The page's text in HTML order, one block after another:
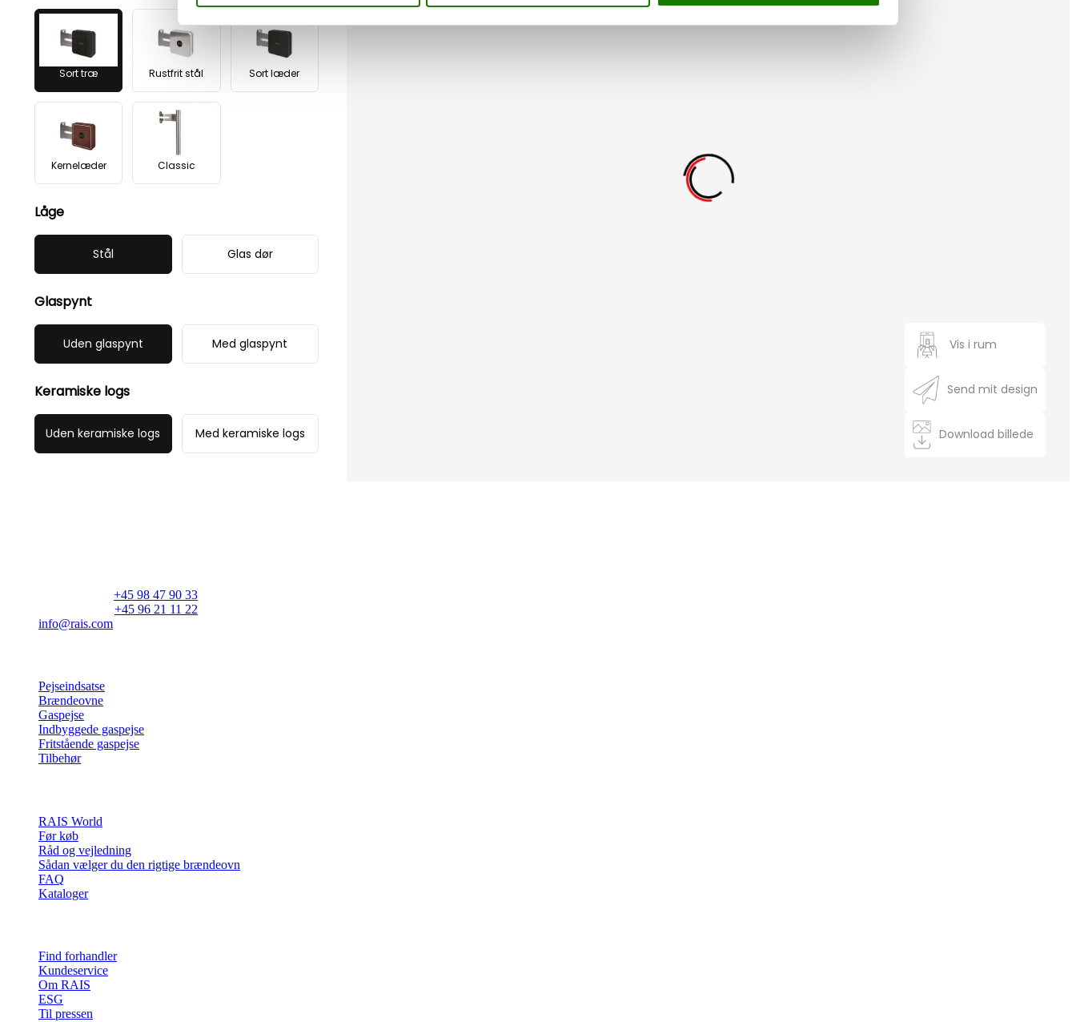
Sort træ Rustfrit stål Sort læder
Kernelæder Classic
Låge
Stål Glas dør
Glaspynt
Uden glaspynt Med glaspynt
Keramiske logs
Uden keramiske logs Med keramiske logs
Vis i rum
Send mit design
Download billede
+45 98 47 90 33
+45 96 21 11 22
info@rais.com
Pejseindsatse
Brændeovne
Gaspejse
Indbyggede gaspejse
Fritstående gaspejse
Tilbehør
RAIS World
Før køb
Råd og vejledning
Sådan vælger du den rigtige brændeovn
FAQ
Kataloger
Find forhandler
Kundeservice
Om RAIS
ESG
Til pressen